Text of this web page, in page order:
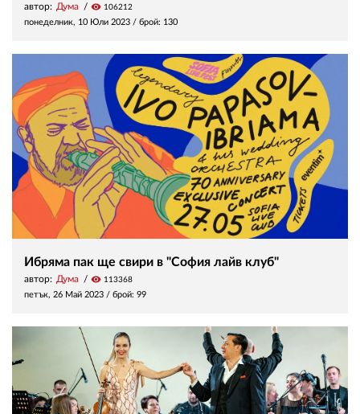
автор: Дума visibility 106212
понеделник, 10 Юли 2023 / брой: 130
Ибряма пак ще свири в "София лайв клуб"
автор: Дума visibility 113368
петък, 26 Май 2023 / брой: 99